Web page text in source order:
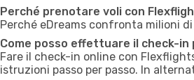
Perché prenotare voli con
Perché eDreams confronta milioni
Come posso effettuare il check-in
Fare il check-in online con
istruzioni passo per passo. In